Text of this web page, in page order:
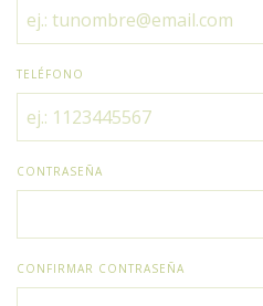
TELÉFONO
CONTRASEÑA
CONFIRMAR CONTRASEÑA